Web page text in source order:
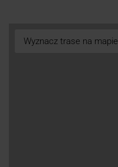
Wyznacz trase na mapie